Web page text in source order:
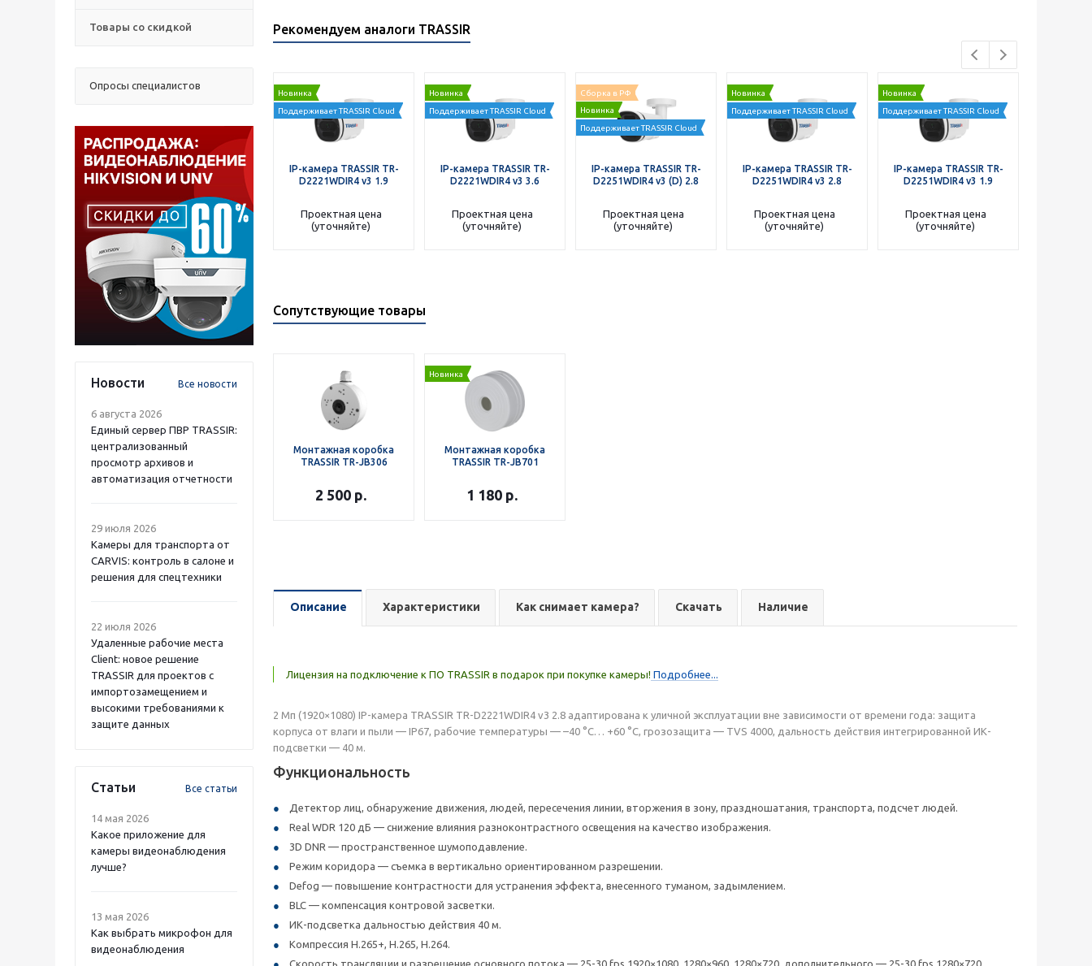
Товары со скидкой
Опросы специалистов
Новости Все новости
6 августа 2026
Единый сервер ПВР TRASSIR:
централизованный
просмотр архивов и
автоматизация отчетности
29 июля 2026
Камеры для транспорта от
CARVIS: контроль в салоне и
решения для спецтехники
22 июля 2026
Удаленные рабочие места
Client: новое решение
TRASSIR для проектов с
импортозамещением и
высокими требованиями к
защите данных
Статьи Все статьи
14 мая 2026
Какое приложение для
камеры видеонаблюдения
лучше?
13 мая 2026
Как выбрать микрофон для
видеонаблюдения
Рекомендуем аналоги TRASSIR
Новинка
Поддерживает TRASSIR Cloud
IP-камера TRASSIR TR-
D2221WDIR4 v3 1.9
Проектная цена
(уточняйте)
Новинка
Поддерживает TRASSIR Cloud
IP-камера TRASSIR TR-
D2221WDIR4 v3 3.6
Проектная цена
(уточняйте)
Сборка в РФ
Новинка
Поддерживает TRASSIR Cloud
IP-камера TRASSIR TR-
D2251WDIR4 v3 (D) 2.8
Проектная цена
(уточняйте)
Новинка
Поддерживает TRASSIR Cloud
IP-камера TRASSIR TR-
D2251WDIR4 v3 2.8
Проектная цена
(уточняйте)
Новинка
Поддерживает TRASSIR Cloud
IP-камера TRASSIR TR-
D2251WDIR4 v3 1.9
Проектная цена
(уточняйте)
Сопутствующие товары
Монтажная коробка
TRASSIR TR-JB306
2 500 р.
Новинка
Монтажная коробка
TRASSIR TR-JB701
1 180 р.
Описание Характеристики Как снимает камера? Скачать Наличие
Лицензия на подключение к ПО TRASSIR в подарок при покупке камеры! Подробнее...
2 Мп (1920×1080) IP-камера TRASSIR TR-D2221WDIR4 v3 2.8 адаптирована к уличной эксплуатации вне зависимости от времени года: защита
корпуса от влаги и пыли — IP67, рабочие температуры — –40 °C… +60 °C, грозозащита — TVS 4000, дальность действия интегрированной ИК-
подсветки — 40 м.
Функциональность
Детектор лиц, обнаружение движения, людей, пересечения линии, вторжения в зону, праздношатания, транспорта, подсчет людей.
Real WDR 120 дБ — снижение влияния разноконтрастного освещения на качество изображения.
3D DNR — пространственное шумоподавление.
Режим коридора — съемка в вертикально ориентированном разрешении.
Defog — повышение контрастности для устранения эффекта, внесенного туманом, задымлением.
BLC — компенсация контровой засветки.
ИК-подсветка дальностью действия 40 м.
Компрессия H.265+, H.265, H.264.
Скорость трансляции и разрешение основного потока — 25-30 fps 1920×1080, 1280×960, 1280×720, дополнительного — 25-30 fps 1280×720,